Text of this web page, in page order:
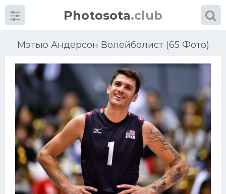
Photosota.club
Мэтью Андерсон Волейболист (65 Фото)
КатегорииФото
Еще картинки...
Футбол
Баскетбол